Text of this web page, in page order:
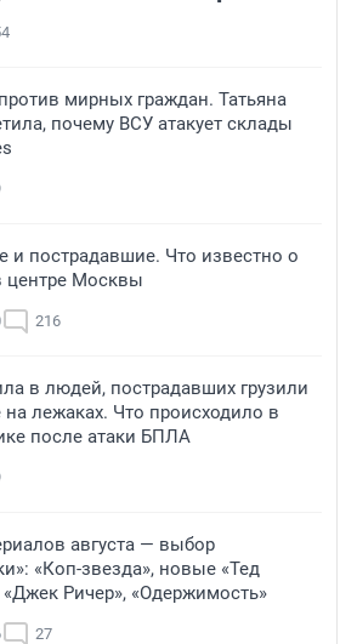
мирных граждан. Татьяна
почему ВСУ атакует склады
и пострадавшие. Что известно о
центре Москвы
216
в людей, пострадавших грузили
лежаках. Что происходило в
после атаки БПЛА
августа — выбор
«Коп-звезда», новые «Тед
Ричер», «Одержимость»
27